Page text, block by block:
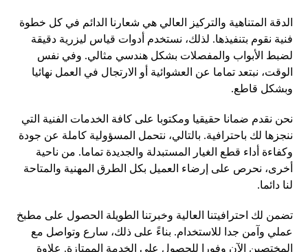
الدقة المتناهية والتركيز العالي هي شعارنا الدائم في كل خطوة
فنية نقوم بتنفيذها. لذلك، نستخدم أدوات قياس ليزرية دقيقة
لضبط الأبواب والمفصلات بشكل هندسي مثالي. وفي نفس
الوقت، نبتعد تماما عن العشوائية أو الارتجال في العمل نهائيا
وبشكل قاطع.
نحن نقدم ضمانا حقيقيا ومكتوبا على كافة الخدمات الفنية التي
ننجزها لك باحترافية. بالتالي، نتحمل المسؤولية كاملة عن جودة
وكفاءة أداء قطع الغيار المستبدلة والجديدة تماما. من ناحية
أخرى، نحرص على إرضاء العميل بكل الطرق المهنية والمتاحة
لنا دائما.
تضمن لك احترافيتنا العالية وخبرتنا الطويلة الحصول على مطبخ
عملي وآمن جدا للاستخدام. بناءً على ذلك، سارع وتواصل مع
المختصين الآن وفورا للحصول على الخدمة الممتازة. علاوة